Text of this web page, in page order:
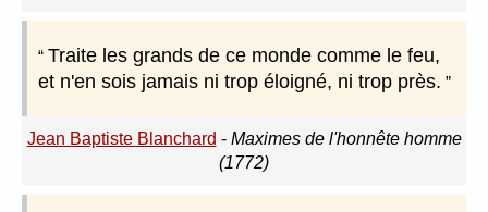
Traite les grands de ce monde comme le feu,
et n'en sois jamais ni trop éloigné, ni trop près.
Jean Baptiste Blanchard - Maximes de l'honnête homme
(1772)